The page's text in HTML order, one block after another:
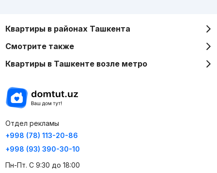
Квартиры в районах Ташкента
Смотрите также
Квартиры в Ташкенте возле метро
Отдел рекламы
+998 (78) 113-20-86
+998 (93) 390-30-10
Пн-Пт. С 9:30 до 18:00